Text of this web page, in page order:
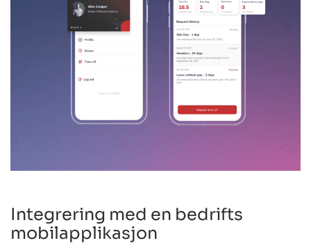
Integrering med en bedrifts
mobilapplikasjon